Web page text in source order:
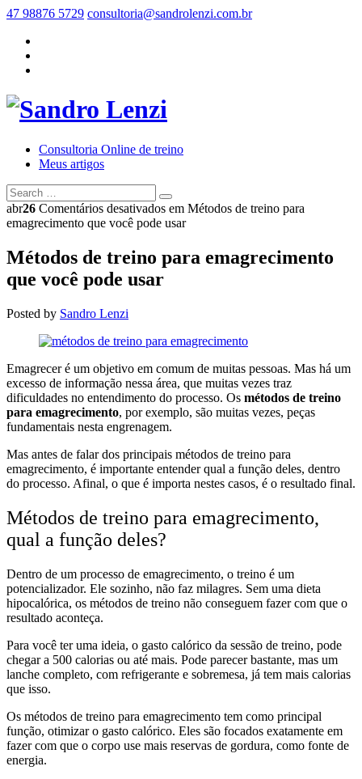
47 98876 5729 consultoria@sandrolenzi.com.br
Consultoria Online de treino
Meus artigos
abr26 Comentários desativados em Métodos de treino para
emagrecimento que você pode usar
Métodos de treino para emagrecimento
que você pode usar
Posted by Sandro Lenzi
Emagrecer é um objetivo em comum de muitas pessoas. Mas há um
excesso de informação nessa área, que muitas vezes traz
dificuldades no entendimento do processo. Os métodos de treino
para emagrecimento, por exemplo, são muitas vezes, peças
fundamentais nesta engrenagem.
Mas antes de falar dos principais métodos de treino para
emagrecimento, é importante entender qual a função deles, dentro
do processo. Afinal, o que é importa nestes casos, é o resultado final.
Métodos de treino para emagrecimento,
qual a função deles?
Dentro de um processo de emagrecimento, o treino é um
potencializador. Ele sozinho, não faz milagres. Sem uma dieta
hipocalórica, os métodos de treino não conseguem fazer com que o
resultado aconteça.
Para você ter uma ideia, o gasto calórico da sessão de treino, pode
chegar a 500 calorias ou até mais. Pode parecer bastante, mas um
lanche completo, com refrigerante e sobremesa, já tem mais calorias
que isso.
Os métodos de treino para emagrecimento tem como principal
função, otimizar o gasto calórico. Eles são focados exatamente em
fazer com que o corpo use mais reservas de gordura, como fonte de
energia.